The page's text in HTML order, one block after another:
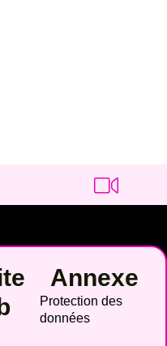
Annexe
Protection des
données